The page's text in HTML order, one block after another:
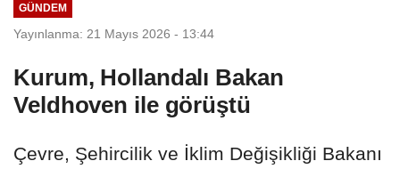
GÜNDEM
Yayınlanma: 21 Mayıs 2026 - 13:44
Kurum, Hollandalı Bakan
Veldhoven ile görüştü
Çevre, Şehircilik ve İklim Değişikliği Bakanı